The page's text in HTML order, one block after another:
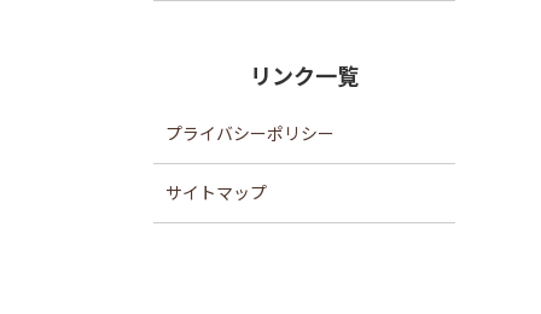
リンク一覧
プライバシーポリシー
サイトマップ